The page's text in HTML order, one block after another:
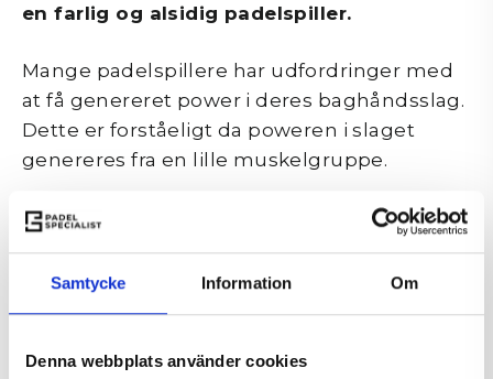
Samtycke Information Om
Denna webbplats använder cookies
en farlig og alsidig padelspiller.
Mange padelspillere har udfordringer med
at få genereret power i deres baghåndsslag.
Dette er forståeligt da poweren i slaget
genereres fra en lille muskelgruppe.
Derfor er dette et slag, hvor poweren skal
nede fra tæerne.
Fokuspunkter for succes: